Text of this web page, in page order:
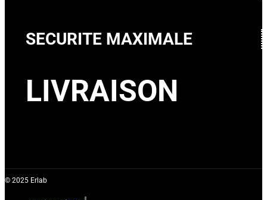
SECURITE MAXIMALE
LIVRAISON
© 2025 Erlab